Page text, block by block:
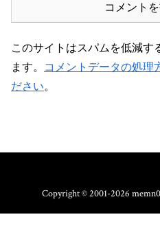
コメント
このサイトはスパムを低減す
ます。 コメントデータの処理
ださい。
Copyright © 2001-2026